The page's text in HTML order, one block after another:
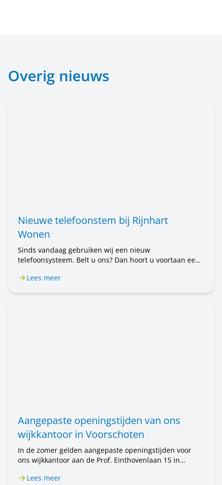
Overig nieuws
Nieuwe telefoonstem bij Rijnhart
Wonen
Sinds vandaag gebruiken wij een nieuw
telefoonsysteem. Belt u ons? Dan hoort u voortaan een
nog steeds met Rijnhart Wonen. Alleen de stem is
Lees meer
Aangepaste openingstijden van ons
wijkkantoor in Voorschoten
In de zomer gelden aangepaste openingstijden voor
ons wijkkantoor aan de Prof. Einthovenlaan 15 in
wijkkantoor alleen op afspraak geopend. Wilt u een
Lees meer